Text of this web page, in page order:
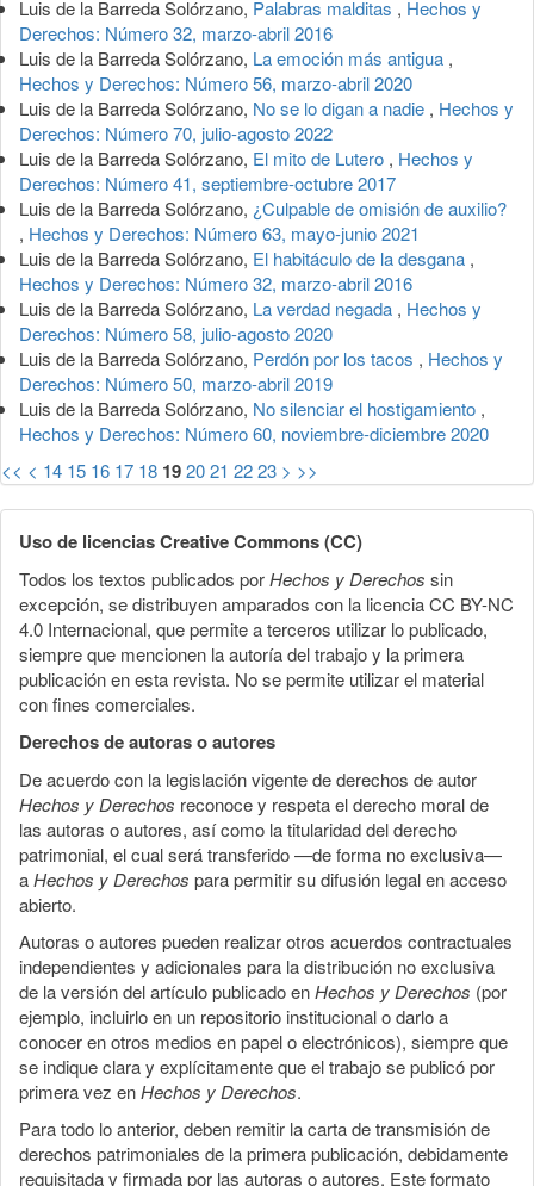
Luis de la Barreda Solórzano, Palabras malditas , Hechos y
Derechos: Número 32, marzo-abril 2016
Luis de la Barreda Solórzano, La emoción más antigua ,
Hechos y Derechos: Número 56, marzo-abril 2020
Luis de la Barreda Solórzano, No se lo digan a nadie , Hechos y
Derechos: Número 70, julio-agosto 2022
Luis de la Barreda Solórzano, El mito de Lutero , Hechos y
Derechos: Número 41, septiembre-octubre 2017
Luis de la Barreda Solórzano, ¿Culpable de omisión de auxilio?
, Hechos y Derechos: Número 63, mayo-junio 2021
Luis de la Barreda Solórzano, El habitáculo de la desgana ,
Hechos y Derechos: Número 32, marzo-abril 2016
Luis de la Barreda Solórzano, La verdad negada , Hechos y
Derechos: Número 58, julio-agosto 2020
Luis de la Barreda Solórzano, Perdón por los tacos , Hechos y
Derechos: Número 50, marzo-abril 2019
Luis de la Barreda Solórzano, No silenciar el hostigamiento ,
Hechos y Derechos: Número 60, noviembre-diciembre 2020
<< < 14 15 16 17 18 192021 2223 > >>
Uso de licencias Creative Commons (CC)
Todos los textos publicados porHechos y Derechos sin
excepción, se distribuyen amparados con la licencia CC BY-NC
4.0 Internacional, que permite a terceros utilizar lo publicado,
siempre que mencionen la autoría del trabajo y la primera
publicación en esta revista. No se permite utilizar el material
con fines comerciales.
Derechos de autoras o autores
De acuerdo con la legislación vigente de derechos de autor
Hechos y Derechos reconoce y respeta el derecho moral de
las autoras o autores, así como la titularidad del derecho
patrimonial, el cual será transferido —de forma no exclusiva—
aHechos y Derechos para permitir su difusión legal en acceso
abierto.
Autoras o autores pueden realizar otros acuerdos contractuales
independientes y adicionales para la distribución no exclusiva
de la versión del artículo publicado enHechos y Derechos (por
ejemplo, incluirlo en un repositorio institucional o darlo a
conocer en otros medios en papel o electrónicos), siempre que
se indique clara y explícitamente que el trabajo se publicó por
primera vez enHechos y Derechos.
Para todo lo anterior, deben remitir la carta de transmisión de
derechos patrimoniales de la primera publicación, debidamente
requisitada y firmada por las autoras o autores. Este formato